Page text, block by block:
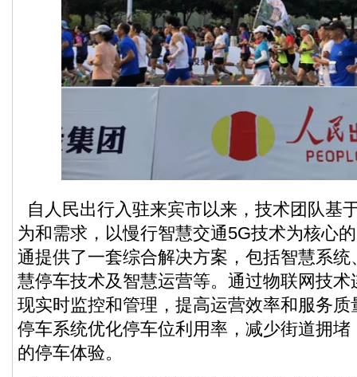
自人民出行入驻来宾市以来，技术团队基
为和需求，以慢行智慧交通5G技术为核心
通提供了一套综合解决方案，包括智慧系
慧停车技术及智慧运营等。通过物联网技
现实时监控和管理，提高运营效率和服务
停车系统优化停车位利用率，减少街道拥
的停车体验。